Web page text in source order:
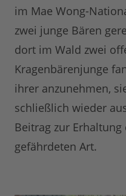
im Mae Wong-
zwei junge Bären
dort im Wald zwei
Kragenbärenjunge
ihrer anzunehmen,
schließlich wieder
Beitrag zur
gefährdeten Art.